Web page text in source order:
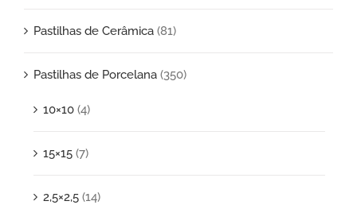
Pastilhas de Cerâmica (81)
Pastilhas de Porcelana (350)
10×10 (4)
15×15 (7)
2,5×2,5 (14)